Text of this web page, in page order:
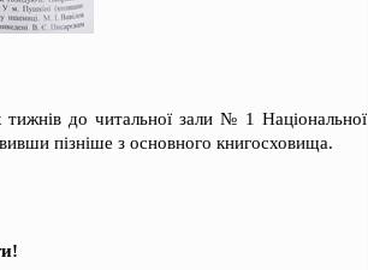
до читальної зали № 1 Національної
пізніше з основного книгосховища.